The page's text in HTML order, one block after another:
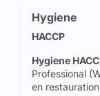
Hygiene
HACCP
Hygiene
Professional
en